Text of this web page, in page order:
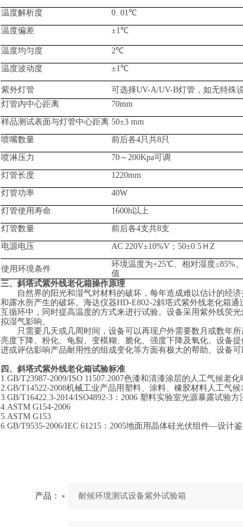
温度解析度
0. 01℃
温度偏差
±1℃
温度均匀度
2℃
温度波动度
±1℃
紫外灯管 可选择UV-A/UV-B灯管 ，如无特殊
灯管内中心距离
70mm
样品测试表面与灯管中心距离 50±3 mm
喷嘴数量
前后各4只共8只
喷淋压力
70～200Kpa可调
灯管长度
1220mm
灯管功率
40W
灯管使用寿命
1600h以上
灯管数量
前后各4支共8支
电源电压
AC 220V±10%V ； 50±0.5ＨZ
使用环境条件
环境温度为+25℃、相对湿度≤85%
值
三、斜塔式紫外线老化箱操作原理
自然界的阳光和湿气对材料的破坏，每年造成难以估计的经
和露水所产生的破坏。海达仪器HD-E802-2斜塔式紫外线老化箱
互循环中，同时提高温度的方式来进行试验。设备采用紫外线荧
拟湿气影响。
只需要几天或几周时间，设备可以再现户外需要数月或数年
亮度下降、粉化、龟裂、变模糊、脆化、强度下降及氧化。设备
进或评估影响产品耐用性的组成变化等方面有极大的帮助。设备
四、斜塔式紫外线老化箱试验标准
1.GB/T23987-2009/ISO 11507:2007色漆和清漆涂层的人工气候老
2.GB/T14522-2008机械工业产品用塑料、涂料、橡胶材料人工气
3.GB/T16422.3-2014/ISO4892-3：2006 塑料实验室光源暴露试验方
4.ASTM G154-2006
5.ASTM G153
6.GB/T9535-2006/IEC 61215：2005地面用晶体硅光伏组件—设计
产品：